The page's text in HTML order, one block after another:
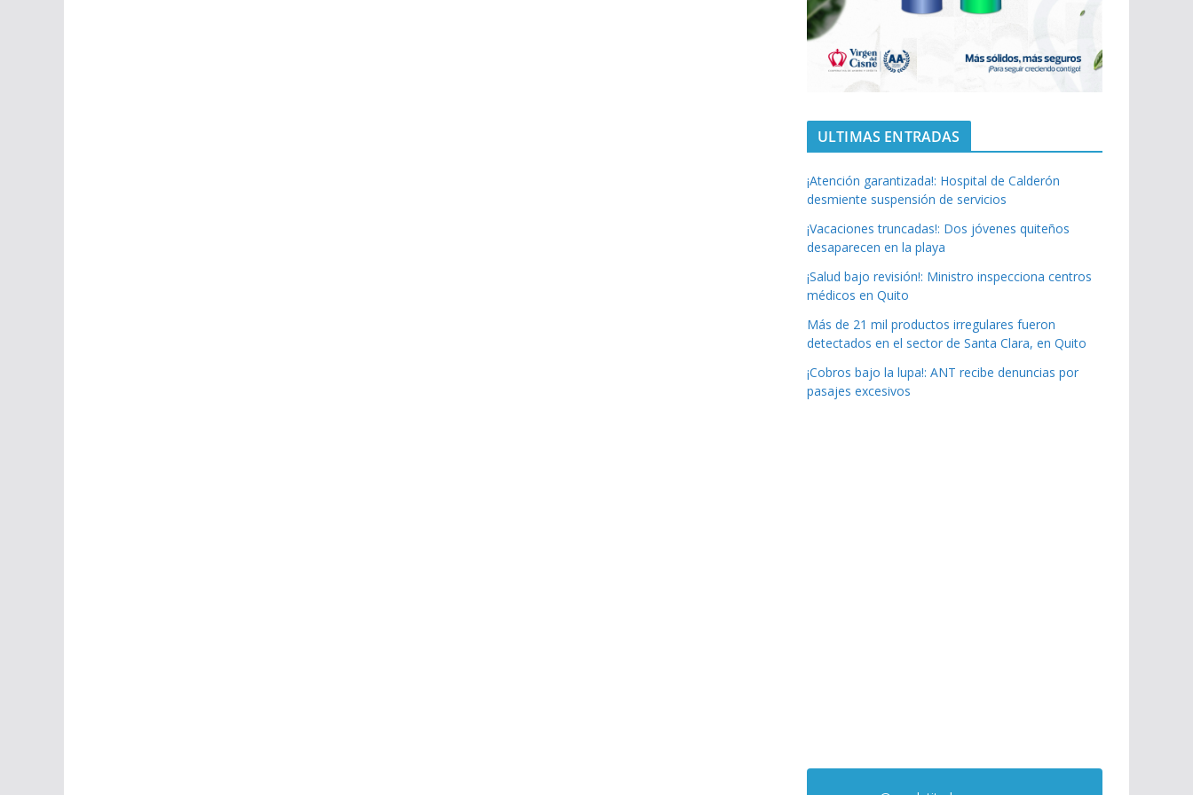
ULTIMAS ENTRADAS
¡Atención garantizada!: Hospital de Calderón
desmiente suspensión de servicios
¡Vacaciones truncadas!: Dos jóvenes quiteños
desaparecen en la playa
¡Salud bajo revisión!: Ministro inspecciona centros
médicos en Quito
Más de 21 mil productos irregulares fueron
detectados en el sector de Santa Clara, en Quito
¡Cobros bajo la lupa!: ANT recibe denuncias por
pasajes excesivos